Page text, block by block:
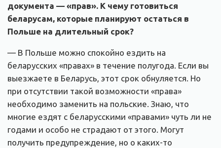
документа — «прав». К чему готовиться
беларусам, которые планируют остаться в
Польше на длительный срок?
— В Польше можно спокойно ездить на
беларусских «правах» в течение полугода. Если вы
выезжаете в Беларусь, этот срок обнуляется. Но
при отсутствии такой возможности «права»
необходимо заменить на польские. Знаю, что
многие ездят с беларусскими «правами» чуть ли не
годами и особо не страдают от этого. Могут
получить предупреждение, но о каких-то